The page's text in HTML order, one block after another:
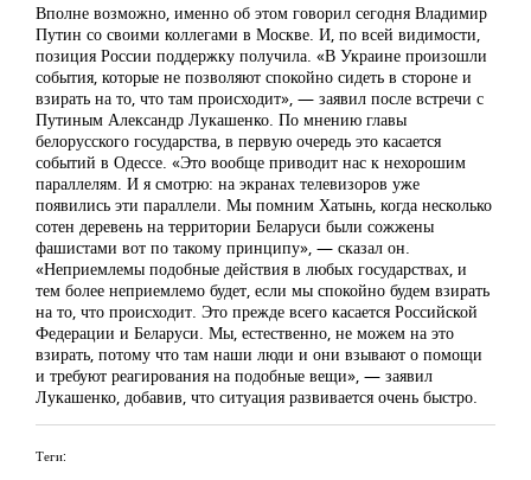
Вполне возможно, именно об этом говорил сегодня Владимир
Путин со своими коллегами в Москве. И, по всей видимости,
позиция России поддержку получила. «В Украине произошли
события, которые не позволяют спокойно сидеть в стороне и
взирать на то, что там происходит», — заявил после встречи с
Путиным Александр Лукашенко. По мнению главы
белорусского государства, в первую очередь это касается
событий в Одессе. «Это вообще приводит нас к нехорошим
параллелям. И я смотрю: на экранах телевизоров уже
появились эти параллели. Мы помним Хатынь, когда несколько
сотен деревень на территории Беларуси были сожжены
фашистами вот по такому принципу», — сказал он.
«Неприемлемы подобные действия в любых государствах, и
тем более неприемлемо будет, если мы спокойно будем взирать
на то, что происходит. Это прежде всего касается Российской
Федерации и Беларуси. Мы, естественно, не можем на это
взирать, потому что там наши люди и они взывают о помощи
и требуют реагирования на подобные вещи», — заявил
Лукашенко, добавив, что ситуация развивается очень быстро.
Теги: